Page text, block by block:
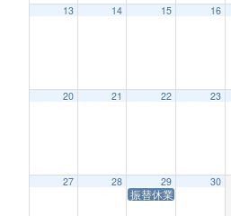
13 14 15 16
20 21 22 23
27 28 29
振替休業
30